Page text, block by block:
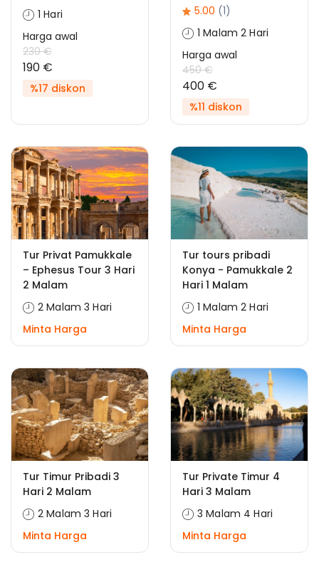
1 Hari
Harga awal
230 €
190 €
%17 diskon
5.00 (1)
1 Malam 2 Hari
Harga awal
450 €
400 €
%11 diskon
Tur Privat Pamukkale
– Ephesus Tour 3 Hari
2 Malam
2 Malam 3 Hari
Minta Harga
Tur tours pribadi
Konya - Pamukkale 2
Hari 1 Malam
1 Malam 2 Hari
Minta Harga
Tur Timur Pribadi 3
Hari 2 Malam
2 Malam 3 Hari
Minta Harga
Tur Private Timur 4
Hari 3 Malam
3 Malam 4 Hari
Minta Harga